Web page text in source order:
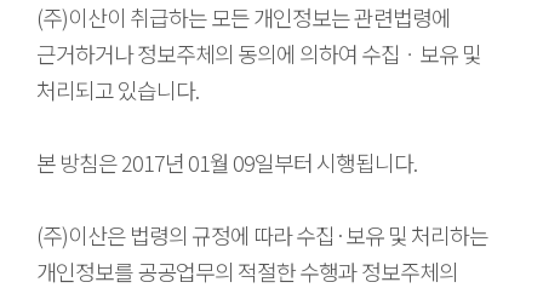
(주)이산이 취급하는 모든 개인정보는 관련법령에
근거하거나 정보주체의 동의에 의하여 수집ㆍ보유 및
처리되고 있습니다.
본 방침은 2017년 01월 09일부터 시행됩니다.
(주)이산은 법령의 규정에 따라 수집·보유 및 처리하는
개인정보를 공공업무의 적절한 수행과 정보주체의